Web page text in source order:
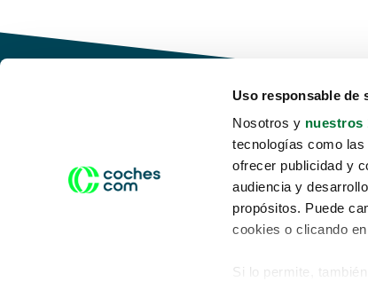
Uso responsable de
Nosotros y nuestros
tecnologías como
ofrecer publicidad y
audiencia y
propósitos. Puede
cookies o clicando
Si lo permite, también
Conduce tu futuro,
desata tu movilidad